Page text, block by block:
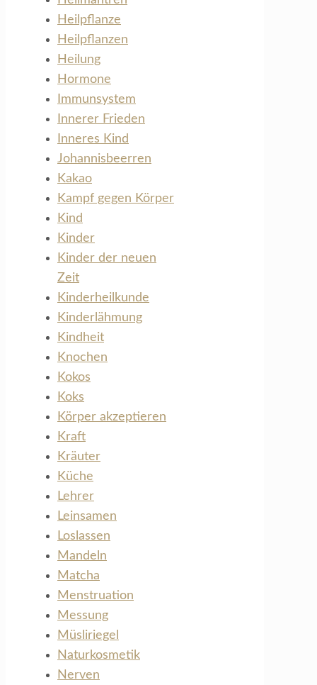
Heilpflanze
Heilpflanzen
Heilung
Hormone
Immunsystem
Innerer Frieden
Inneres Kind
Johannisbeerren
Kakao
Kampf gegen Körper
Kind
Kinder
Kinder der neuen
Zeit
Kinderheilkunde
Kinderlähmung
Kindheit
Knochen
Kokos
Koks
Körper akzeptieren
Kraft
Kräuter
Küche
Lehrer
Leinsamen
Loslassen
Mandeln
Matcha
Menstruation
Messung
Müsliriegel
Naturkosmetik
Nerven